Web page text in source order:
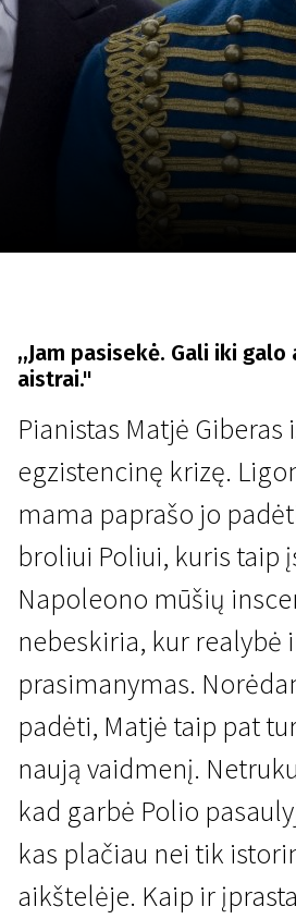
Kertant Europą
Rytoj auštant
1 val. 36 min. | Drama | N/A
,,Jam pasisekė. Gali iki
aistrai."
Pianistas Matjė Giberas
egzistencinę krizę.
mama paprašo jo
broliui Poliui, kuris taip
Napoleono mūšių
nebeskiria, kur realybė
prasimanymas.
padėti, Matjė taip pat
naują vaidmenį.
kad garbė Polio
kas plačiau nei tik
aikštelėje. Kaip ir